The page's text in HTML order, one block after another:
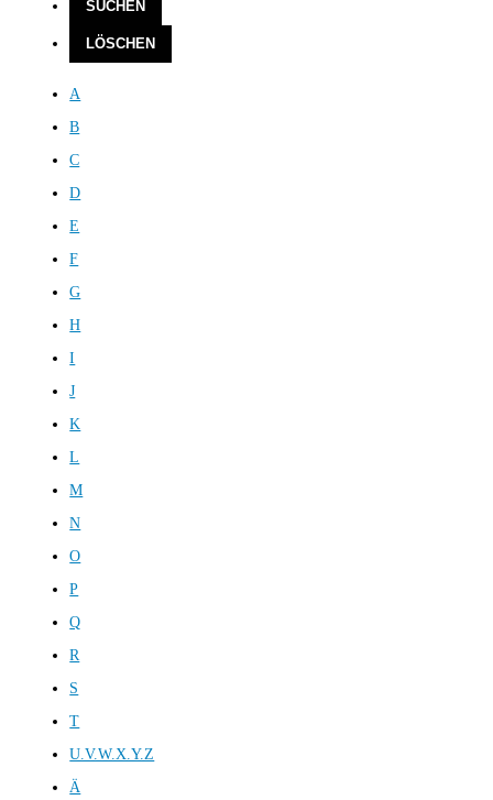
A
B
C
D
E
F
G
H
I
J
K
L
M
N
O
P
Q
R
S
T
U.V.W.X.Y.Z
Ä